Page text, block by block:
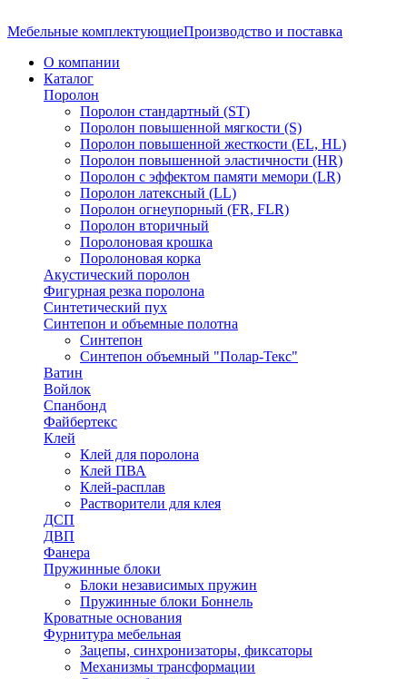
Мебельные комплектующиеПроизводство и поставка
О компании
Каталог
Поролон
Поролон стандартный (ST)
Поролон повышенной мягкости (S)
Поролон повышенной жесткости (EL, HL)
Поролон повышенной эластичности (HR)
Поролон с эффектом памяти мемори (LR)
Поролон латексный (LL)
Поролон огнеупорный (FR, FLR)
Поролон вторичный
Поролоновая крошка
Поролоновая корка
Акустический поролон
Фигурная резка поролона
Синтетический пух
Синтепон и объемные полотна
Синтепон
Синтепон объемный "Полар-Текс"
Ватин
Войлок
Спанбонд
Файбертекс
Клей
Клей для поролона
Клей ПВА
Клей-расплав
Растворители для клея
ДСП
ДВП
Фанера
Пружинные блоки
Блоки независимых пружин
Пружинные блоки Боннель
Кроватные основания
Фурнитура мебельная
Зацепы, синхронизаторы, фиксаторы
Механизмы трансформации